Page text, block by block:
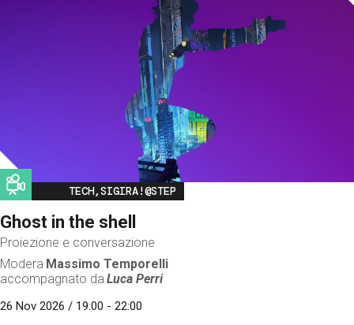
Image
TECH,SIGIRA!@STEP
Ghost in the shell
Proiezione e conversazione
Modera Massimo Temporelli
accompagnato da Luca Perri
26 Nov 2026 / 19:00 - 22:00